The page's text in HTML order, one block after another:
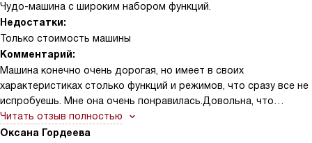
Чудо-машина с широким набором функций.
Недостатки:
Только стоимость машины
Комментарий:
Машина конечно очень дорогая, но имеет в своих
характеристиках столько функций и режимов, что сразу все не
испробуешь. Мне она очень понравилась.Довольна, что
приобрела ее.
Читать отзыв полностью
Оксана Гордеева